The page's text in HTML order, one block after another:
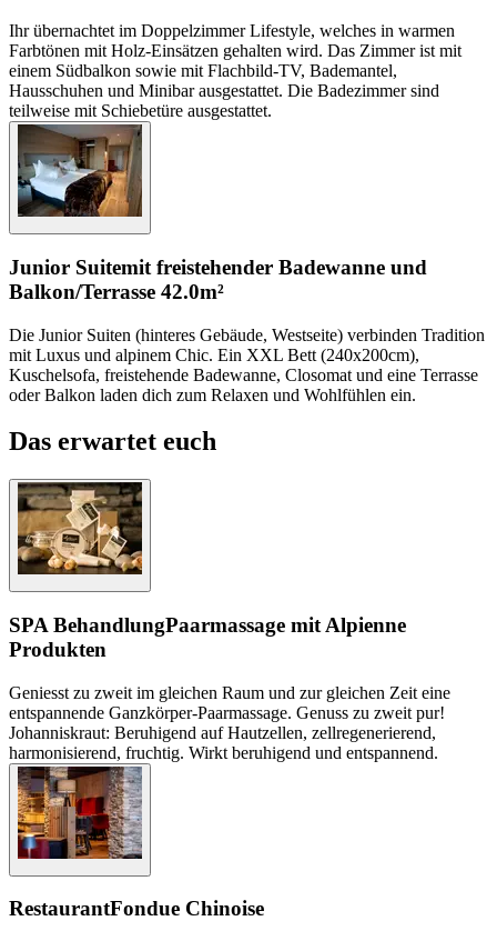
Ihr übernachtet im Doppelzimmer Lifestyle, welches in warmen
Farbtönen mit Holz-Einsätzen gehalten wird. Das Zimmer ist mit
einem Südbalkon sowie mit Flachbild-TV, Bademantel,
Hausschuhen und Minibar ausgestattet. Die Badezimmer sind
teilweise mit Schiebetüre ausgestattet.
Junior Suitemit freistehender Badewanne und
Balkon/Terrasse 42.0m²
Die Junior Suiten (hinteres Gebäude, Westseite) verbinden Tradition
mit Luxus und alpinem Chic. Ein XXL Bett (240x200cm),
Kuschelsofa, freistehende Badewanne, Closomat und eine Terrasse
oder Balkon laden dich zum Relaxen und Wohlfühlen ein.
Das erwartet euch
SPA BehandlungPaarmassage mit Alpienne
Produkten
Geniesst zu zweit im gleichen Raum und zur gleichen Zeit eine
entspannende Ganzkörper-Paarmassage. Genuss zu zweit pur!
Johanniskraut: Beruhigend auf Hautzellen, zellregenerierend,
harmonisierend, fruchtig. Wirkt beruhigend und entspannend.
RestaurantFondue Chinoise